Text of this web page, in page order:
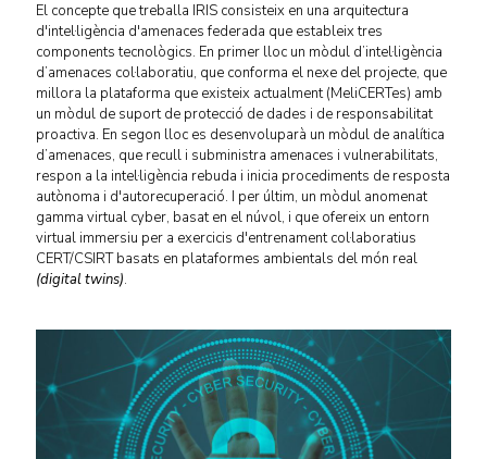
El concepte que treballa IRIS consisteix en una arquitectura
d'intel·ligència d'amenaces federada que estableix tres
components tecnològics. En primer lloc un mòdul d’intel·ligència
d’amenaces col·laboratiu, que conforma el nexe del projecte, que
millora la plataforma que existeix actualment (MeliCERTes) amb
un mòdul de suport de protecció de dades i de responsabilitat
proactiva. En segon lloc es desenvoluparà un mòdul de analítica
d’amenaces, que recull i subministra amenaces i vulnerabilitats,
respon a la intel·ligència rebuda i inicia procediments de resposta
autònoma i d'autorecuperació. I per últim, un mòdul anomenat
gamma virtual cyber, basat en el núvol, i que ofereix un entorn
virtual immersiu per a exercicis d'entrenament col·laboratius
CERT/CSIRT basats en plataformes ambientals del món real
(digital twins).